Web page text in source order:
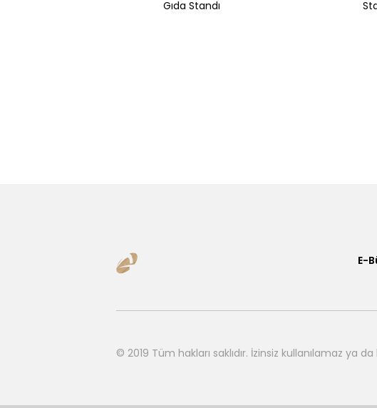
Gıda Standı
E-
© 2019 Tüm hakları saklıdır. İzinsiz kullanılamaz ya